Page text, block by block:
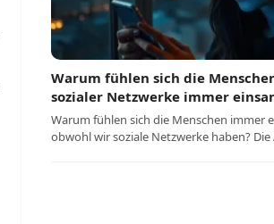
Warum fühlen sich die
sozialer Netzwerke immer
Warum fühlen sich die Menschen immer
obwohl wir soziale Netzwerke haben?